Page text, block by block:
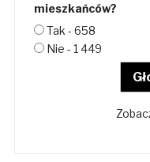
mieszkańców?
Tak - 658
Nie - 1 449